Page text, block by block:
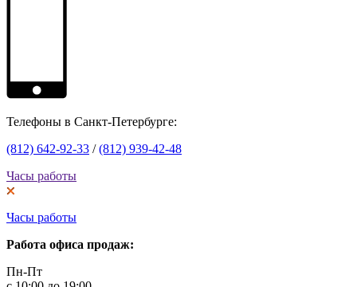
Телефоны в Санкт-Петербурге:
(812) 642-92-33 /(812) 939-42-48
Часы работы
Часы работы
Работа офиса продаж:
Пн-Пт